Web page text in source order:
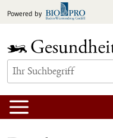
Inhalt
Powered by